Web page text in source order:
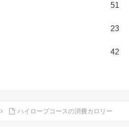
51
23
42
ハイロープコースの消費カロリー